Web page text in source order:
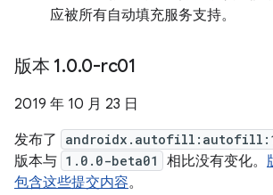
应被所有自动填充服务支持。
版本 1.0.0-rc01
2019 年 10 月 23 日
发布了
版本与 1.0.0-beta01 相比没有变化。
包含这些提交内容。